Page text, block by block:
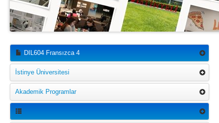
DIL604 Fransızca 4
İstinye Üniversitesi
Akademik Programlar